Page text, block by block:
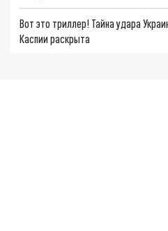
Вот это триллер! Тайна удара
Каспии раскрыта